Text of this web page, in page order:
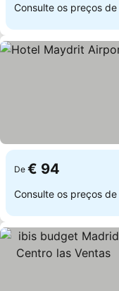
Consulte os preços de
De € 94
Consulte os preços de